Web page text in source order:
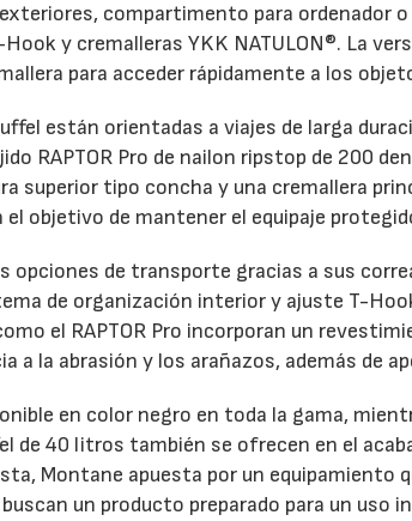
compartimento para ordenador
y cremalleras YKK NATULON®. La
para acceder rápidamente a los
están orientadas a viajes de larga
RAPTOR Pro de nailon ripstop de 200
superior tipo concha y una cremallera
objetivo de mantener el equipaje
opciones de transporte gracias a sus
de organización interior y ajuste T-
el RAPTOR Pro incorporan un
a la abrasión y los arañazos, además de
en color negro en toda la gama,
de 40 litros también se ofrecen en el
Montane apuesta por un equipamiento
un producto preparado para un